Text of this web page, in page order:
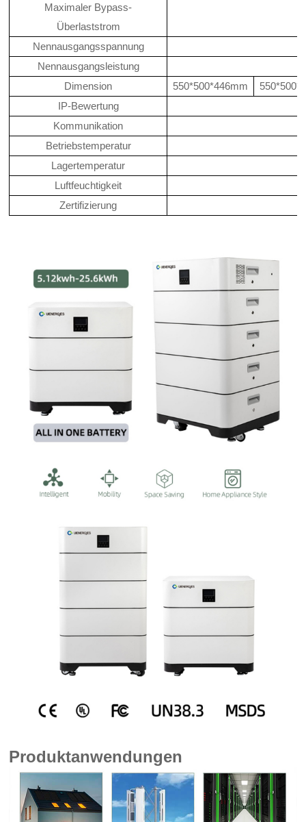
Maximaler Bypass-
Überlaststrom
Nennausgangsspannung
Nennausgangsleistung
Dimension
550*500*446mm
IP-Bewertung
Kommunikation
Betriebstemperatur
Lagertemperatur
Luftfeuchtigkeit
Zertifizierung
Produktanwendungen